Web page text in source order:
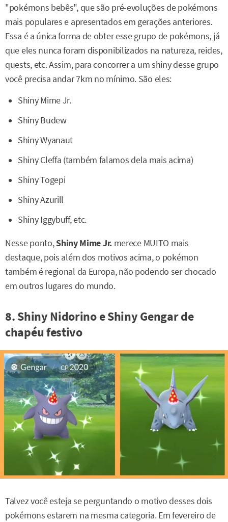
"pokémons bebês", que são pré-evoluções de pokémons
mais populares e apresentados em gerações anteriores.
Essa é a única forma de obter esse grupo de pokémons, já
que eles nunca foram disponibilizados na natureza, reides,
quests, etc. Assim, para concorrer a um shiny desse grupo
você precisa andar 7km no mínimo. São eles:
Shiny Mime Jr.
Shiny Budew
Shiny Wyanaut
Shiny Cleffa (também falamos dela mais acima)
Shiny Togepi
Shiny Azurill
Shiny Iggybuff, etc.
Nesse ponto,Shiny Mime Jr.merece MUITO mais
destaque, pois além dos motivos acima, o pokémon
também é regional da Europa, não podendo ser chocado
em outros lugares do mundo.
8. Shiny Nidorino e Shiny Gengar de
chapéu festivo
Talvez você esteja se perguntando o motivo desses dois
pokémons estarem na mesma categoria. Em fevereiro de